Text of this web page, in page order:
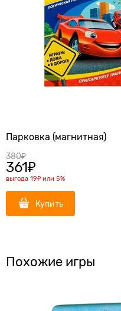
Парковка (магнитная)
380₽
361₽
выгода 19₽ или 5%
Купить
Похожие игры